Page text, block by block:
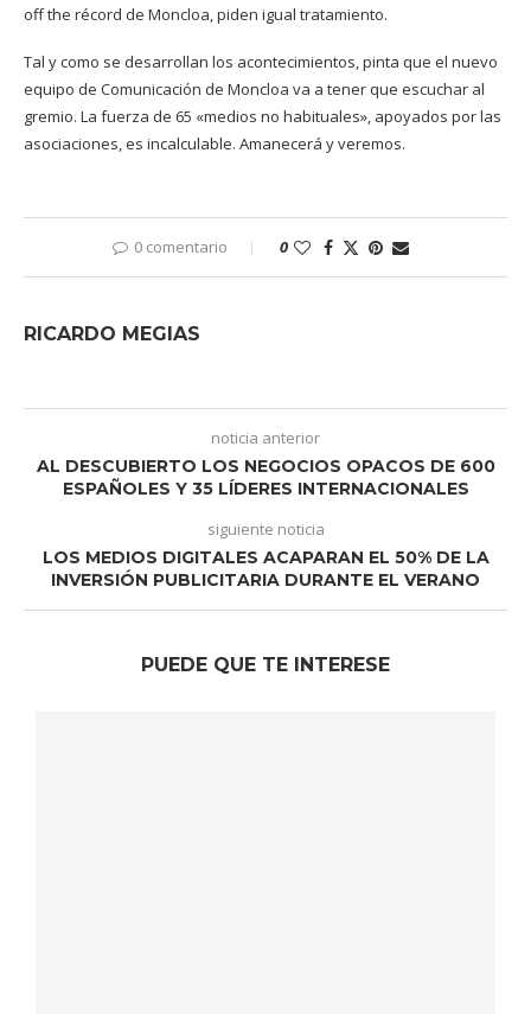
off the récord de Moncloa, piden igual tratamiento.
Tal y como se desarrollan los acontecimientos, pinta que el nuevo
equipo de Comunicación de Moncloa va a tener que escuchar al
gremio. La fuerza de 65 «medios no habituales», apoyados por las
asociaciones, es incalculable. Amanecerá y veremos.
0 comentario 0
RICARDO MEGIAS
noticia anterior
AL DESCUBIERTO LOS NEGOCIOS OPACOS DE 600
ESPAÑOLES Y 35 LÍDERES INTERNACIONALES
siguiente noticia
LOS MEDIOS DIGITALES ACAPARAN EL 50% DE LA
INVERSIÓN PUBLICITARIA DURANTE EL VERANO
PUEDE QUE TE INTERESE